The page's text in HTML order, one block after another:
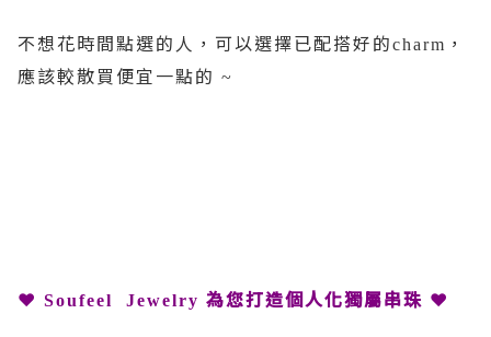
不想花時間點選的人，可以選擇已配搭好的charm ，
應該較散買便宜一點的 ~
❤ Soufeel Jewelry 為您打造個人化獨屬串珠 ❤